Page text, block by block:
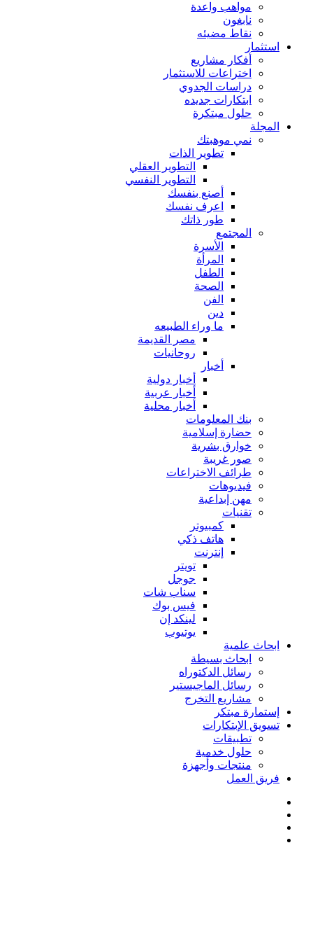
مواهب واعدة
نابغون
نقاط مضيئه
استثمار
أفكار مشاريع
اختراعات للاستثمار
دراسات الجدوي
ابتكارات جديده
حلول مبتكرة
المجلة
نمي موهبتك
تطوير الذات
التطوير العقلي
التطوير النفسي
أصنع بنفسك
اعرف نفسك
طور ذاتك
المجتمع
الأسرة
المرأة
الطفل
الصحة
الفن
دين
ما وراء الطبيعه
مصر القديمة
روحانيات
أخبار
أخبار دولية
أخبار عربية
أخبار محلية
بنك المعلومات
حضارة إسلامية
خوارق بشرية
صور غريبة
طرائف الاختراعات
فيديوهات
مهن إبداعية
تقنيات
كمبيوتر
هاتف ذكي
إنترنت
تويتر
جوجل
سناب شات
فيس بوك
لينكد إن
يوتيوب
ابحاث علمية
ابحاث بسيطة
رسائل الدكتوراه
رسائل الماجيستير
مشاريع التخرج
إستمارة مبتكر
تسويق الإبتكارات
تطبيقات
حلول خدمية
منتجات وأجهزة
فريق العمل